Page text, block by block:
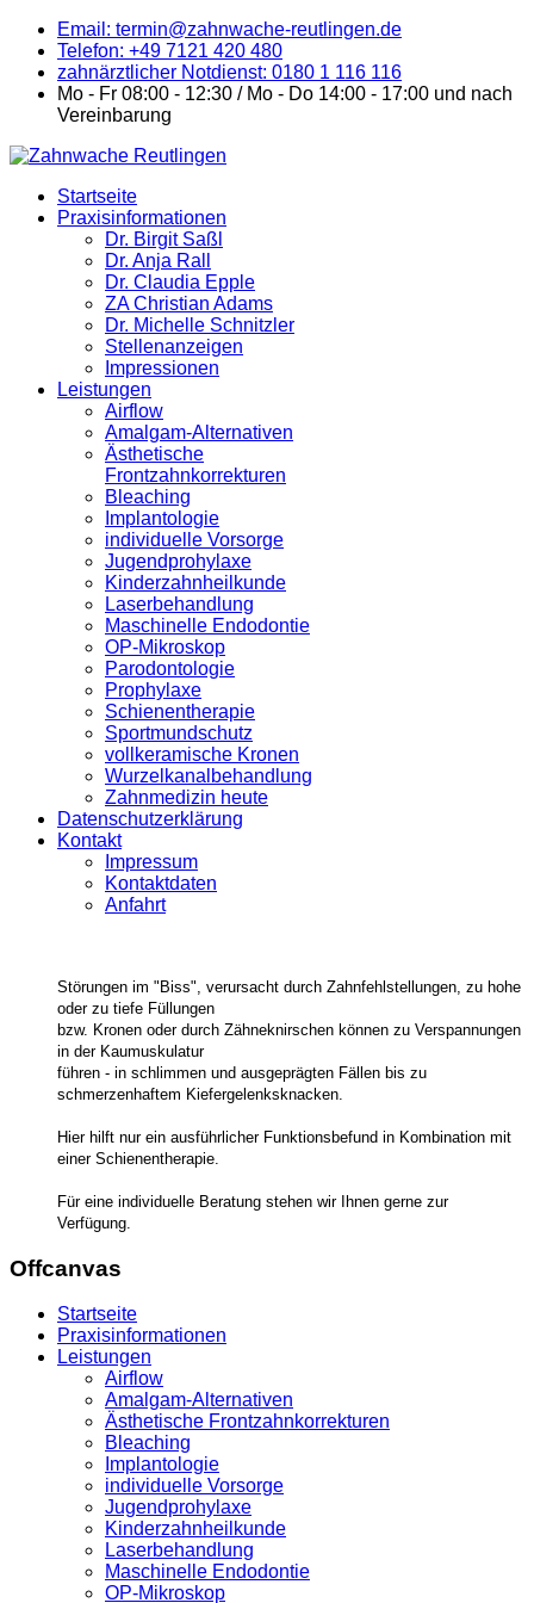
Email: termin@zahnwache-reutlingen.de
Telefon: +49 7121 420 480
zahnärztlicher Notdienst: 0180 1 116 116
Mo - Fr 08:00 - 12:30 / Mo - Do 14:00 - 17:00 und nach
Vereinbarung
Startseite
Praxisinformationen
Dr. Birgit Saßl
Dr. Anja Rall
Dr. Claudia Epple
ZA Christian Adams
Dr. Michelle Schnitzler
Stellenanzeigen
Impressionen
Leistungen
Airflow
Amalgam-Alternativen
Ästhetische
Frontzahnkorrekturen
Bleaching
Implantologie
individuelle Vorsorge
Jugendprohylaxe
Kinderzahnheilkunde
Laserbehandlung
Maschinelle Endodontie
OP-Mikroskop
Parodontologie
Prophylaxe
Schienentherapie
Sportmundschutz
vollkeramische Kronen
Wurzelkanalbehandlung
Zahnmedizin heute
Datenschutzerklärung
Kontakt
Impressum
Kontaktdaten
Anfahrt
Störungen im "Biss", verursacht durch Zahnfehlstellungen, zu hohe
oder zu tiefe Füllungen
bzw. Kronen oder durch Zähneknirschen können zu Verspannungen
in der Kaumuskulatur
führen - in schlimmen und ausgeprägten Fällen bis zu
schmerzenhaftem Kiefergelenksknacken.
Hier hilft nur ein ausführlicher Funktionsbefund in Kombination mit
einer Schienentherapie.
Für eine individuelle Beratung stehen wir Ihnen gerne zur
Verfügung.
Offcanvas
Startseite
Praxisinformationen
Leistungen
Airflow
Amalgam-Alternativen
Ästhetische Frontzahnkorrekturen
Bleaching
Implantologie
individuelle Vorsorge
Jugendprohylaxe
Kinderzahnheilkunde
Laserbehandlung
Maschinelle Endodontie
OP-Mikroskop